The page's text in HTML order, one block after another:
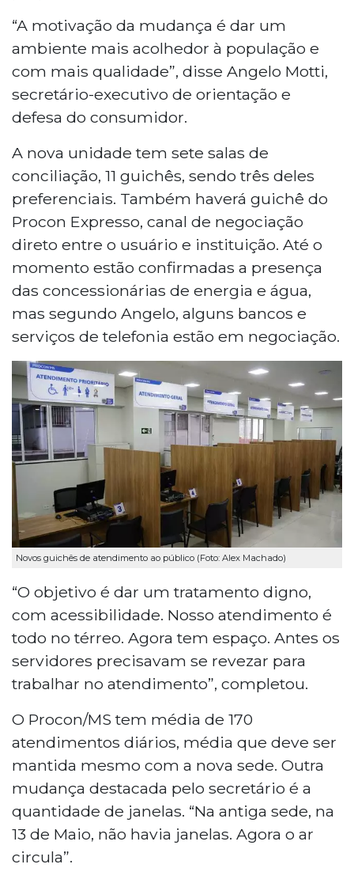
“A motivação da mudança é dar um
ambiente mais acolhedor à população e
com mais qualidade”, disse Angelo Motti,
secretário-executivo de orientação e
defesa do consumidor.
A nova unidade tem sete salas de
conciliação, 11 guichês, sendo três deles
preferenciais. Também haverá guichê do
Procon Expresso, canal de negociação
direto entre o usuário e instituição. Até o
momento estão confirmadas a presença
das concessionárias de energia e água,
mas segundo Angelo, alguns bancos e
serviços de telefonia estão em negociação.
Novos guichês de atendimento ao público (Foto: Alex Machado)
“O objetivo é dar um tratamento digno,
com acessibilidade. Nosso atendimento é
todo no térreo. Agora tem espaço. Antes os
servidores precisavam se revezar para
trabalhar no atendimento”, completou.
O Procon/MS tem média de 170
atendimentos diários, média que deve ser
mantida mesmo com a nova sede. Outra
mudança destacada pelo secretário é a
quantidade de janelas. “Na antiga sede, na
13 de Maio, não havia janelas. Agora o ar
circula”.